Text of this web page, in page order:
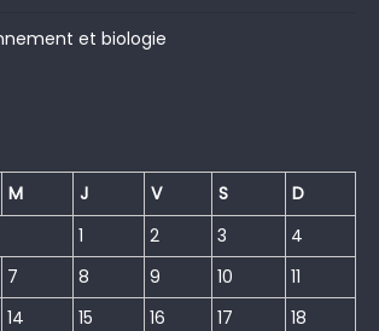
et biologie
M J V S
D
1
2 3
4
7 8 9 10
11
14 15 16 17
18